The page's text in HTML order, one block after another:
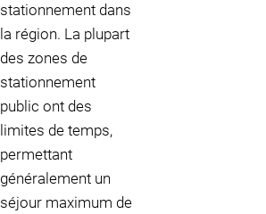
stationnement dans
la région. La plupart
des zones de
stationnement
public ont des
limites de temps,
permettant
généralement un
séjour maximum de